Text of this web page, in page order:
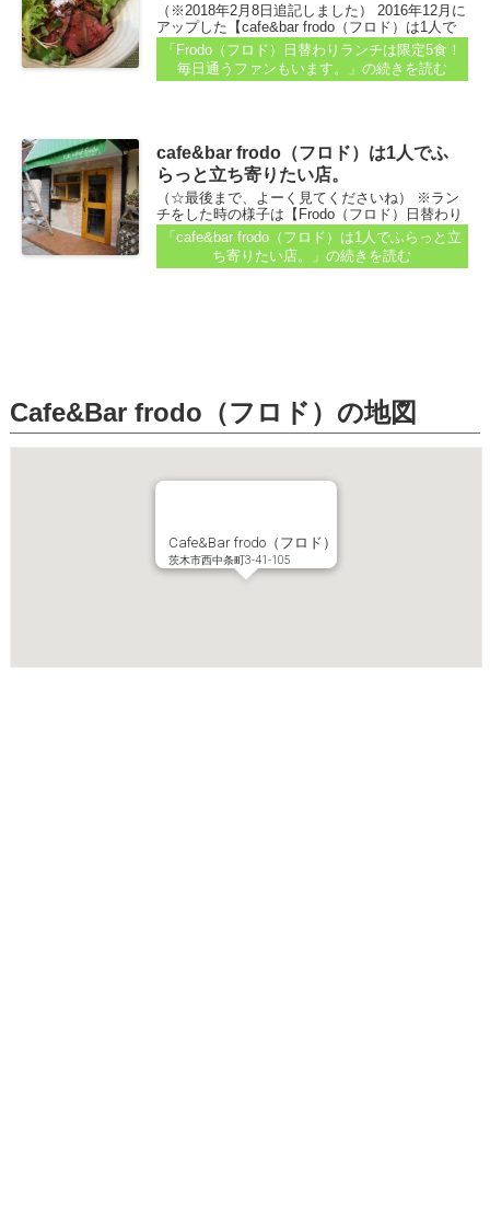
（※2018年2月8日追記しました） 2016年12月に
アップした【cafe&bar frodo（フロド）は1人で
ふらっと立ち寄りたい店。】の記事に書いた
cafe&bar frodo。 先日、ランチタイムに行くこと
ができました...
「Frodo（フロド）日替わりランチは限定5食！
毎日通うファンもいます。」 の続きを読む
cafe&bar frodo（フロド）は1人でふ
らっと立ち寄りたい店。
（☆最後まで、よーく見てくださいね） ※ラン
チをした時の様子は【Frodo（フロド）日替わり
ランチは限定5食！毎日通うファンもいます。】
の記事でどうぞ...
「cafe&bar frodo（フロド）は1人でふらっと立
ち寄りたい店。」の続きを読む
Cafe&Bar frodo（フロド）の地図
Cafe&Bar frodo（フロド）
茨木市西中条町3-41-105